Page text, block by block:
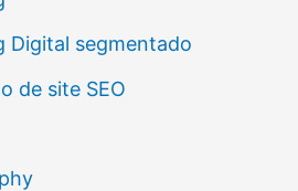
Digital segmentado
de site SEO